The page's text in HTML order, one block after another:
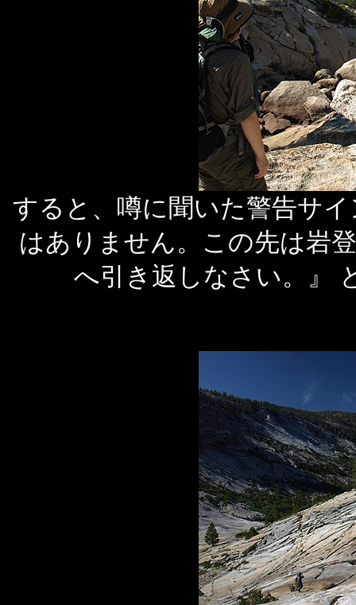
すると、噂に聞いた警告サ
はありません。この先は岩
へ引き返しなさい。』